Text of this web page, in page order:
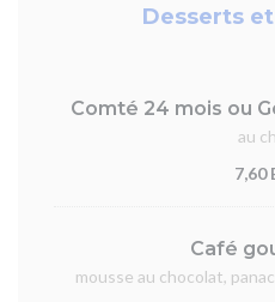
Desserts
Comté 24 mois ou
au
7,60
Café
mousse au chocolat,